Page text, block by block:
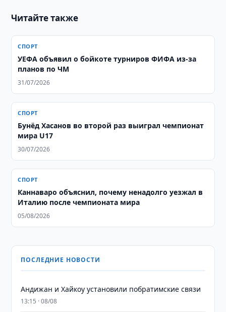
Читайте также
СПОРТ
УЕФА объявил о бойкоте турниров ФИФА из-за
планов по ЧМ
31/07/2026
СПОРТ
Бунёд Хасанов во второй раз выиграл чемпионат
мира U17
30/07/2026
СПОРТ
Каннаваро объяснил, почему ненадолго уезжал в
Италию после чемпионата мира
05/08/2026
ПОСЛЕДНИЕ НОВОСТИ
Андижан и Хайкоу установили побратимские связи
13:15 · 08/08